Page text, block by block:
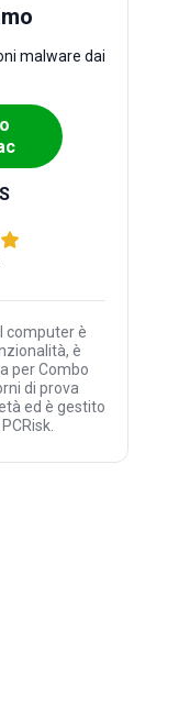
malware dai
computer è
è
per Combo
di prova
ed è gestito